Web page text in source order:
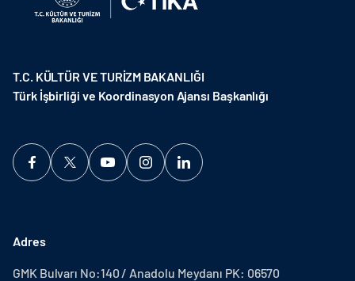
T.C. KÜLTÜR VE TURİZM BAKANLIĞI
Türk İşbirliği ve Koordinasyon Ajansı Başkanlığı
Adres
GMK Bulvarı No:140 / Anadolu Meydanı PK: 06570